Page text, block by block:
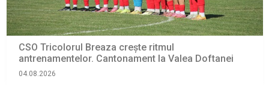
CSO Tricolorul Breaza crește ritmul
antrenamentelor. Cantonament la Valea Doftanei
04.08.2026